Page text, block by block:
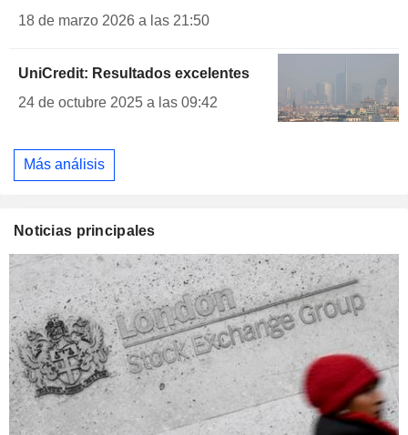
18 de marzo 2026 a las 21:50
UniCredit: Resultados excelentes
24 de octubre 2025 a las 09:42
Más análisis
Noticias principales